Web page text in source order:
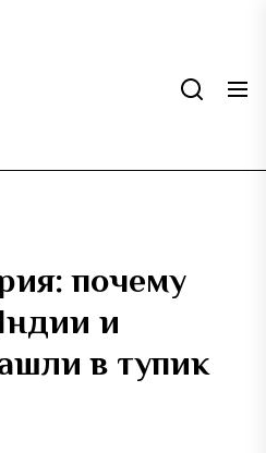
почему
и
в тупик